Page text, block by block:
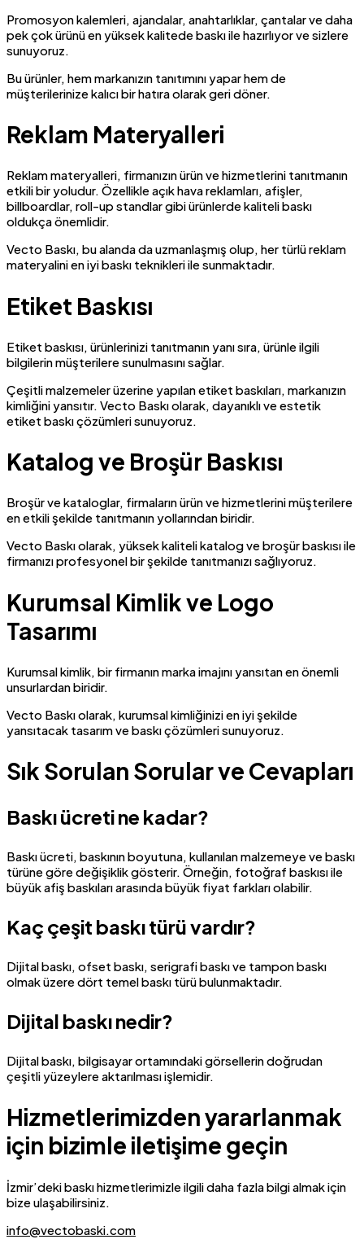
Promosyon kalemleri, ajandalar, anahtarlıklar, çantalar ve daha
pek çok ürünü en yüksek kalitede baskı ile hazırlıyor ve sizlere
sunuyoruz.
Bu ürünler, hem markanızın tanıtımını yapar hem de
müşterilerinize kalıcı bir hatıra olarak geri döner.
Reklam Materyalleri
Reklam materyalleri, firmanızın ürün ve hizmetlerini tanıtmanın
etkili bir yoludur. Özellikle açık hava reklamları, afişler,
billboardlar, roll-up standlar gibi ürünlerde kaliteli baskı
oldukça önemlidir.
Vecto Baskı, bu alanda da uzmanlaşmış olup, her türlü reklam
materyalini en iyi baskı teknikleri ile sunmaktadır.
Etiket Baskısı
Etiket baskısı, ürünlerinizi tanıtmanın yanı sıra, ürünle ilgili
bilgilerin müşterilere sunulmasını sağlar.
Çeşitli malzemeler üzerine yapılan etiket baskıları, markanızın
kimliğini yansıtır. Vecto Baskı olarak, dayanıklı ve estetik
etiket baskı çözümleri sunuyoruz.
Katalog ve Broşür Baskısı
Broşür ve kataloglar, firmaların ürün ve hizmetlerini müşterilere
en etkili şekilde tanıtmanın yollarından biridir.
Vecto Baskı olarak, yüksek kaliteli katalog ve broşür baskısı ile
firmanızı profesyonel bir şekilde tanıtmanızı sağlıyoruz.
Kurumsal Kimlik ve Logo
Tasarımı
Kurumsal kimlik, bir firmanın marka imajını yansıtan en önemli
unsurlardan biridir.
Vecto Baskı olarak, kurumsal kimliğinizi en iyi şekilde
yansıtacak tasarım ve baskı çözümleri sunuyoruz.
Sık Sorulan Sorular ve Cevapları
Baskı ücreti ne kadar?
Baskı ücreti, baskının boyutuna, kullanılan malzemeye ve baskı
türüne göre değişiklik gösterir. Örneğin, fotoğraf baskısı ile
büyük afiş baskıları arasında büyük fiyat farkları olabilir.
Kaç çeşit baskı türü vardır?
Dijital baskı, ofset baskı, serigrafi baskı ve tampon baskı
olmak üzere dört temel baskı türü bulunmaktadır.
Dijital baskı nedir?
Dijital baskı, bilgisayar ortamındaki görsellerin doğrudan
çeşitli yüzeylere aktarılması işlemidir.
Hizmetlerimizden yararlanmak
için bizimle iletişime geçin
İzmir’deki baskı hizmetlerimizle ilgili daha fazla bilgi almak için
bize ulaşabilirsiniz.
info@vectobaski.com